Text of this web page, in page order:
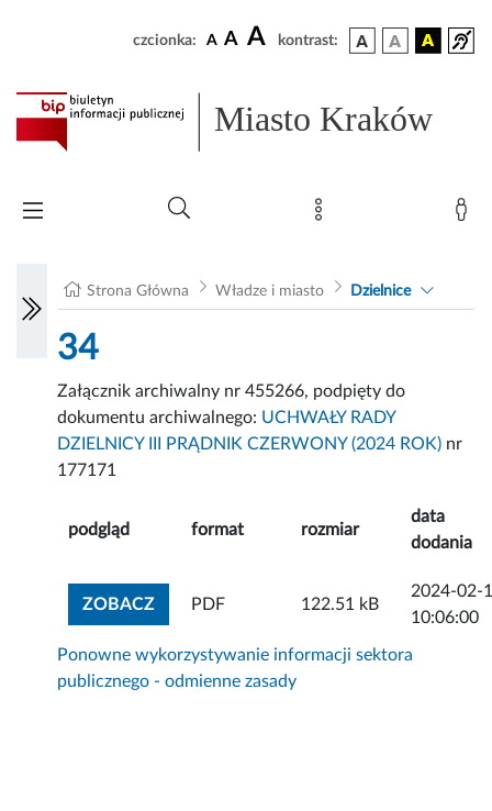
czcionka: A A A kontrast:
Miasto Kraków
Strona Główna Władze i miasto Dzielnice
34
Załącznik archiwalny nr 455266, podpięty do
dokumentu archiwalnego: UCHWAŁY RADY
DZIELNICY III PRĄDNIK CZERWONY (2024 ROK) nr
177171
podgląd format rozmiar
data
dodania
ZOBACZZOBACZ ZAŁĄCZNIK
PDF 122.51 kB
2024-02-
10:06:00
Ponowne wykorzystywanie informacji sektora
publicznego - odmienne zasady